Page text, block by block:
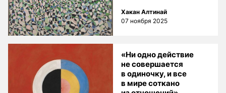
Хакан Алтинай
07 ноября 2025
«Ни одно действие
не совершается
в одиночку, и все
в мире соткано